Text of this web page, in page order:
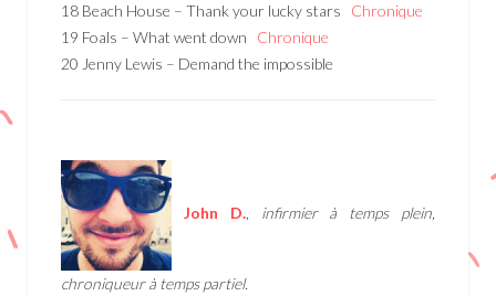
18 Beach House – Thank your lucky stars Chronique
19 Foals – What went down Chronique
20 Jenny Lewis – Demand the impossible
John D., infirmier à temps plein,
chroniqueur à temps partiel.